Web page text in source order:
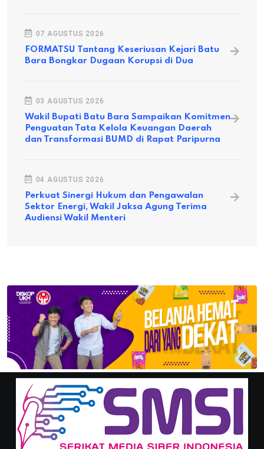
07 AGUSTUS 2026
FORMATSU Tantang Keseriusan Kejari Batu
Bara Bongkar Dugaan Korupsi di Dua
03 AGUSTUS 2026
Wakil Bupati Batu Bara Sampaikan Komitmen
Penguatan Tata Kelola Keuangan Daerah
dan Transformasi BUMD di Rapat Paripurna
04 AGUSTUS 2026
Perkuat Sinergi Hukum dan Pengawalan
Sektor Energi, Wakil Jaksa Agung Terima
Audiensi Wakil Menteri